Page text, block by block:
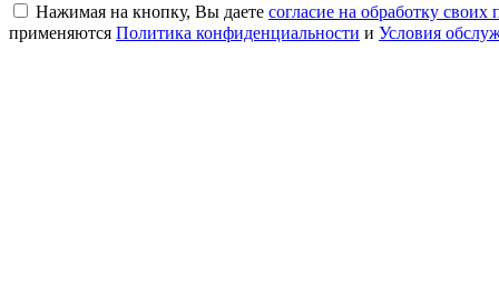
Нажимая на кнопку, Вы даете согласие на обработку
применяются Политика конфиденциальности и Условия